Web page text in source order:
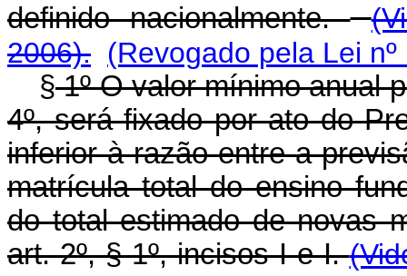
definido nacionalmente.
2006). (Revogado pela Lei
§1º O valor mínimo anual
4º, será fixado por ato do
inferior à razão entre a
matrícula total do ensino
do total estimado de novas
art. 2º, § 1º, incisos I e I.